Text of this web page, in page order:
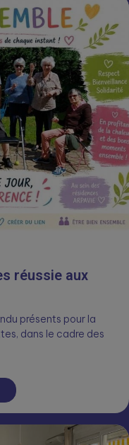
réussie aux
présents pour la
dans le cadre des